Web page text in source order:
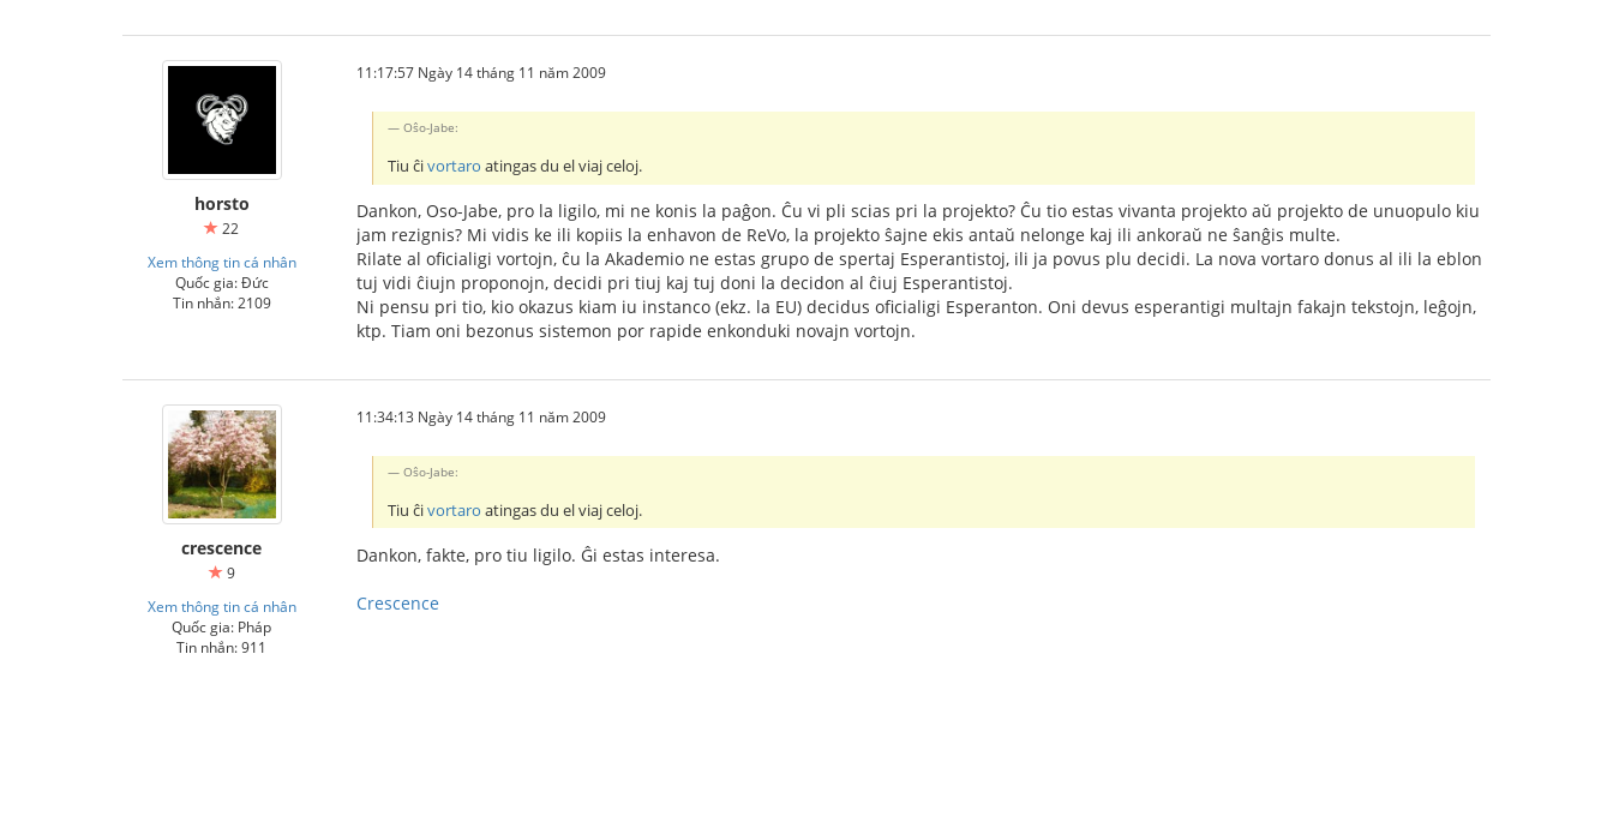
horsto
22
Xem thông tin cá nhân
Quốc gia: Đức
Tin nhắn: 2109
11:17:57 Ngày 14 tháng 11 năm 2009
Oŝo-Jabe:
Tiu ĉivortaro atingas du el viaj celoj.
Dankon, Oso-Jabe, pro la ligilo, mi ne konis la paĝon. Ĉu vi pli scias pri la projekto? Ĉu tio estas vivanta projekto aŭ projekto de unuopulo kiu
jam rezignis? Mi vidis ke ili kopiis la enhavon de ReVo, la projekto ŝajne ekis antaŭ nelonge kaj ili ankoraŭ ne ŝanĝis multe.
Rilate al oficialigi vortojn, ĉu la Akademio ne estas grupo de spertaj Esperantistoj, ili ja povus plu decidi. La nova vortaro donus al ili la eblon
tuj vidi ĉiujn proponojn, decidi pri tiuj kaj tuj doni la decidon al ĉiuj Esperantistoj.
Ni pensu pri tio, kio okazus kiam iu instanco (ekz. la EU) decidus oficialigi Esperanton. Oni devus esperantigi multajn fakajn tekstojn, leĝojn,
ktp. Tiam oni bezonus sistemon por rapide enkonduki novajn vortojn.
crescence
9
Xem thông tin cá nhân
Quốc gia: Pháp
Tin nhắn: 911
11:34:13 Ngày 14 tháng 11 năm 2009
Oŝo-Jabe:
Tiu ĉivortaro atingas du el viaj celoj.
Dankon, fakte, pro tiu ligilo. Ĝi estas interesa.
Crescence